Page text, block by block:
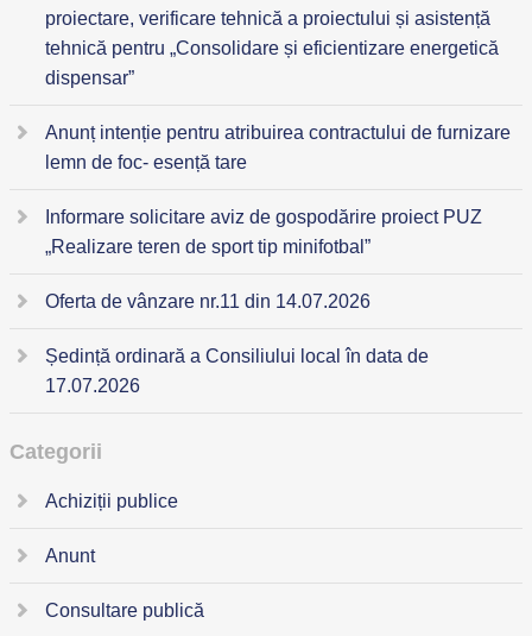
proiectare, verificare tehnică a proiectului și asistență
tehnică pentru „Consolidare și eficientizare energetică
dispensar”
Anunț intenție pentru atribuirea contractului de furnizare
lemn de foc- esență tare
Informare solicitare aviz de gospodărire proiect PUZ
„Realizare teren de sport tip minifotbal”
Oferta de vânzare nr.11 din 14.07.2026
Ședință ordinară a Consiliului local în data de
17.07.2026
Categorii
Achiziții publice
Anunt
Consultare publică